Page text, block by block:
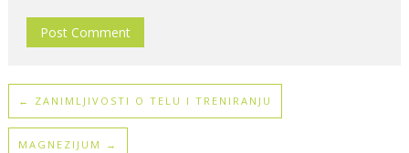
← ZANIMLJIVOSTI O TELU I TRENIRANJU
MAGNEZIJUM →